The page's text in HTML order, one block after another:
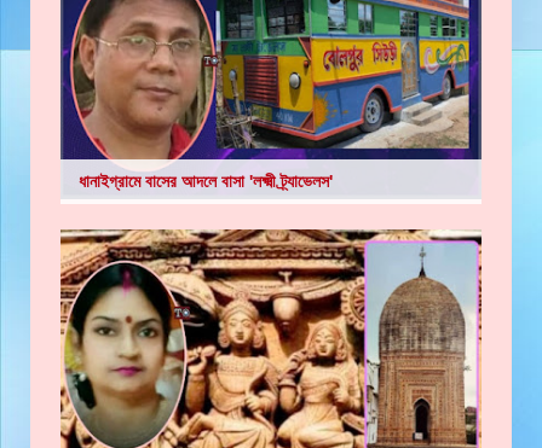
ধানাইগ্রামে বাসের আদলে বাসা 'লক্ষ্মী ট্র্যাভেলস'